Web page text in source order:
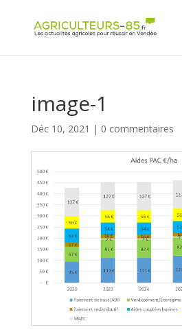
image-1
Déc 10, 2021 | 0 commentaires